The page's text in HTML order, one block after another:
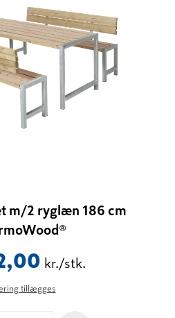
m/2 ryglæn 186 cm
kr./stk.
tillægges